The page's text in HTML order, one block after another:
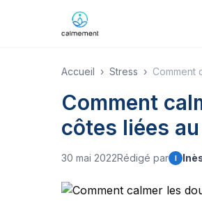
Accueil › Stress › Comment
Comment
côtes liées
30 mai 2022Rédigé par I